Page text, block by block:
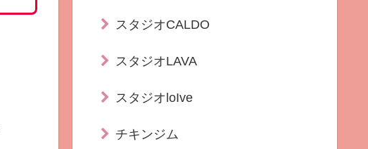
スタジオCALDO
スタジオLAVA
スタジオloIve
チキンジム